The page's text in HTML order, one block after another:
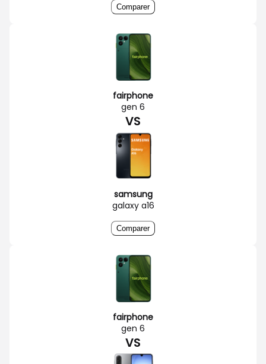
Comparer
fairphone
gen 6
VS
samsung
galaxy a16
Comparer
fairphone
gen 6
VS